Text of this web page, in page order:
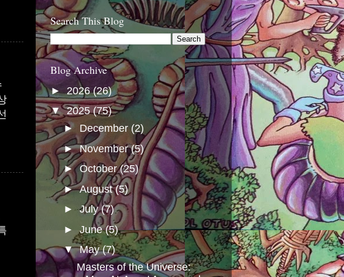
Search This Blog
Blog Archive
► 2026(26)
▼2025(75)
► December(2)
►November(5)
►October(25)
►August(5)
►July(7)
►June(5)
▼May(7)
Masters of the Universe: